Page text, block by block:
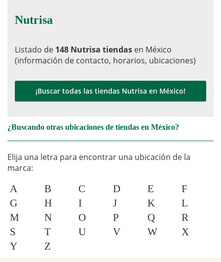
Nutrisa
Listado de 148 Nutrisa tiendas en México
(información de contacto, horarios, ubicaciones)
¡Buscar todas las tiendas Nutrisa en México!
¿Buscando otras ubicaciones de tiendas en México?
Elija una letra para encontrar una ubicación de la
marca:
A B C D E
F
G
H I J K
L
M
N O P Q
R
S
T U V W
X
Y
Z